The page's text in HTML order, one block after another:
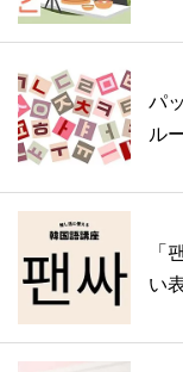
パ
ル
「
い